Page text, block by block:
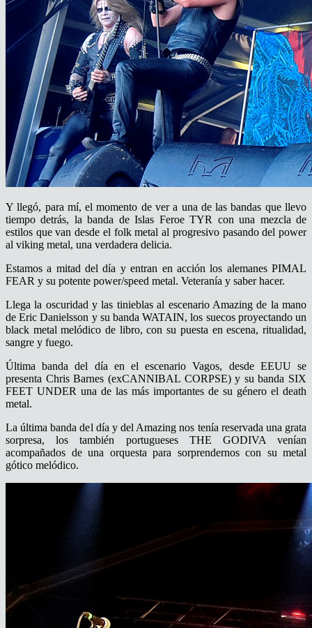
Y llegó, para mí, el momento de ver a una de las bandas que llevo
tiempo detrás, la banda de Islas Feroe TYR con una mezcla de
estilos que van desde el folk metal al progresivo pasando del power
al viking metal, una verdadera delicia.
Estamos a mitad del día y entran en acción los alemanes PIMAL
FEAR y su potente power/speed metal. Veteranía y saber hacer.
Llega la oscuridad y las tinieblas al escenario Amazing de la mano
de Eric Danielsson y su banda WATAIN, los suecos proyectando un
black metal melódico de libro, con su puesta en escena, ritualidad,
sangre y fuego.
Última banda del día en el escenario Vagos, desde EEUU se
presenta Chris Barnes (exCANNIBAL CORPSE) y su banda SIX
FEET UNDER una de las más importantes de su género el death
metal.
La última banda del día y del Amazing nos tenía reservada una grata
sorpresa, los también portugueses THE GODIVA venían
acompañados de una orquesta para sorprendernos con su metal
gótico melódico.